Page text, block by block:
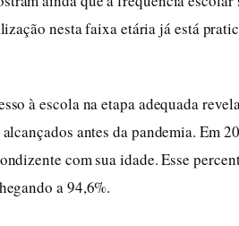
nesta faixa etária já está
à escola na etapa adequada
antes da pandemia. Em
com sua idade. Esse
a 94,6%.